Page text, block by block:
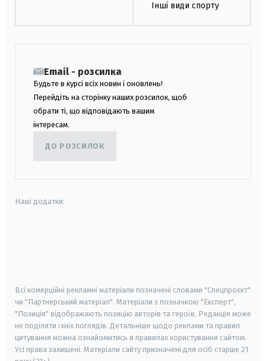
Інші види спорту
Email - розсилка
Будьте в курсі всіх новин і оновлень!
Перейдіть на сторінку наших розсилок, щоб
обрати ті, що відповідають вашим
інтересам.
ДО РОЗСИЛОК
Наші додатки:
Всі комерційні рекламні матеріали позначені словами "Спецпроєкт"
чи "Партнерський матеріал". Матеріали з позначкою "Експерт",
"Позиція" відображають позицію авторів та героїв. Редакція може
не поділяти їхніх поглядів. Детальніше щодо реклами та правил
цитування можна ознайомитись в правилах користування сайтом.
Усі права захищені. Матеріали сайту призначені для осіб старше 21